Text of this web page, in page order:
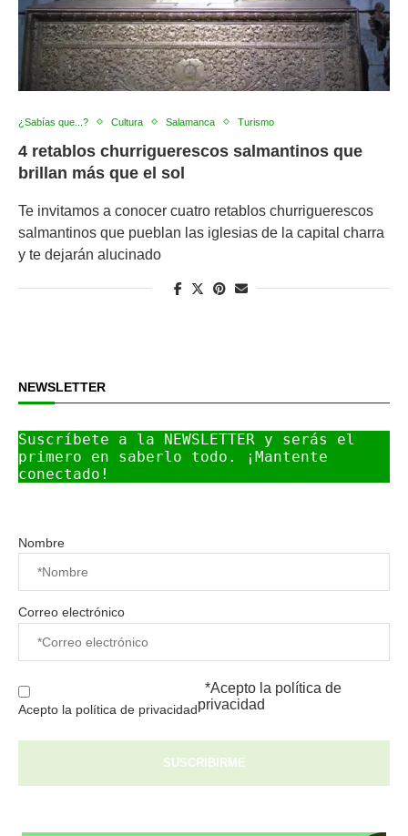
¿Sabías que...? Cultura Salamanca Turismo
4 retablos churriguerescos salmantinos que
brillan más que el sol
Te invitamos a conocer cuatro retablos churriguerescos
salmantinos que pueblan las iglesias de la capital charra
y te dejarán alucinado
NEWSLETTER
Suscríbete a la NEWSLETTER y serás el
primero en saberlo todo. ¡Mantente
conectado!
Nombre
Correo electrónico
Acepto la política de privacidad
*Acepto la política de
privacidad